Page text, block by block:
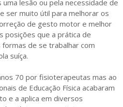
lesão ou pela necessidade de
ser muito útil para melhorar os
de gesto motor e melhor
posições que a prática de
de se trabalhar com
suíça.
70 por fisioterapeutas mas ao
de Educação Física acabaram
e a aplica em diversos